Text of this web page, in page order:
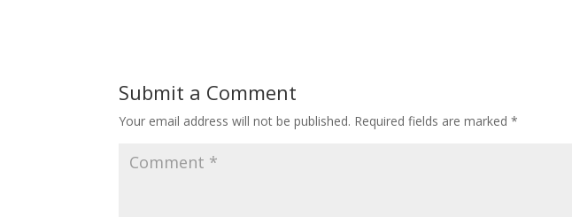
Submit a Comment
Your email address will not be published. Required fields are marked*